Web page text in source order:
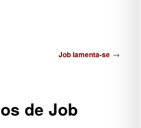
Job lamenta-se →
de Job